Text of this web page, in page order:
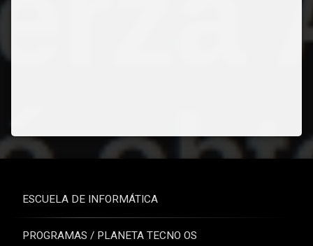
ESCUELA DE INFORMÁTICA
PROGRAMAS / PLANETA TECNO OS